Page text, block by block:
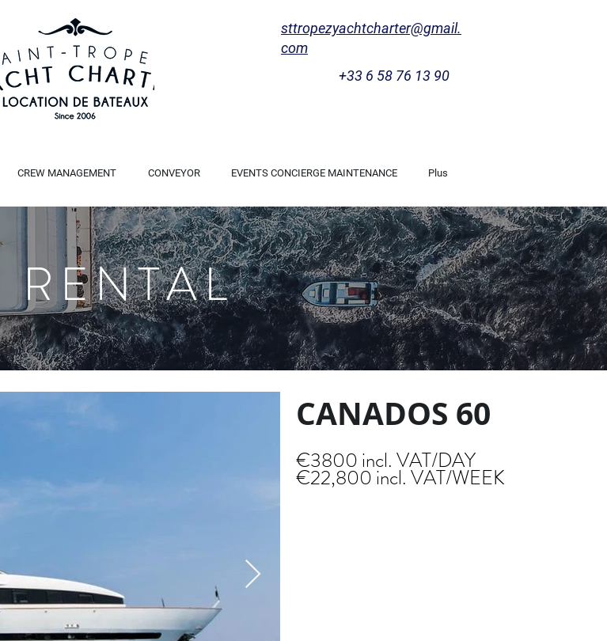
sttropezyachtcharter@gmail.
com
+33 6 58 76 13 90
CREW MANAGEMENT CONVEYOR EVENTS CONCIERGE MAINTENANCE Plus
€3800 incl. VAT/DAY
€22,800 incl. VAT/WEEK
CANADOS 60
RENTAL